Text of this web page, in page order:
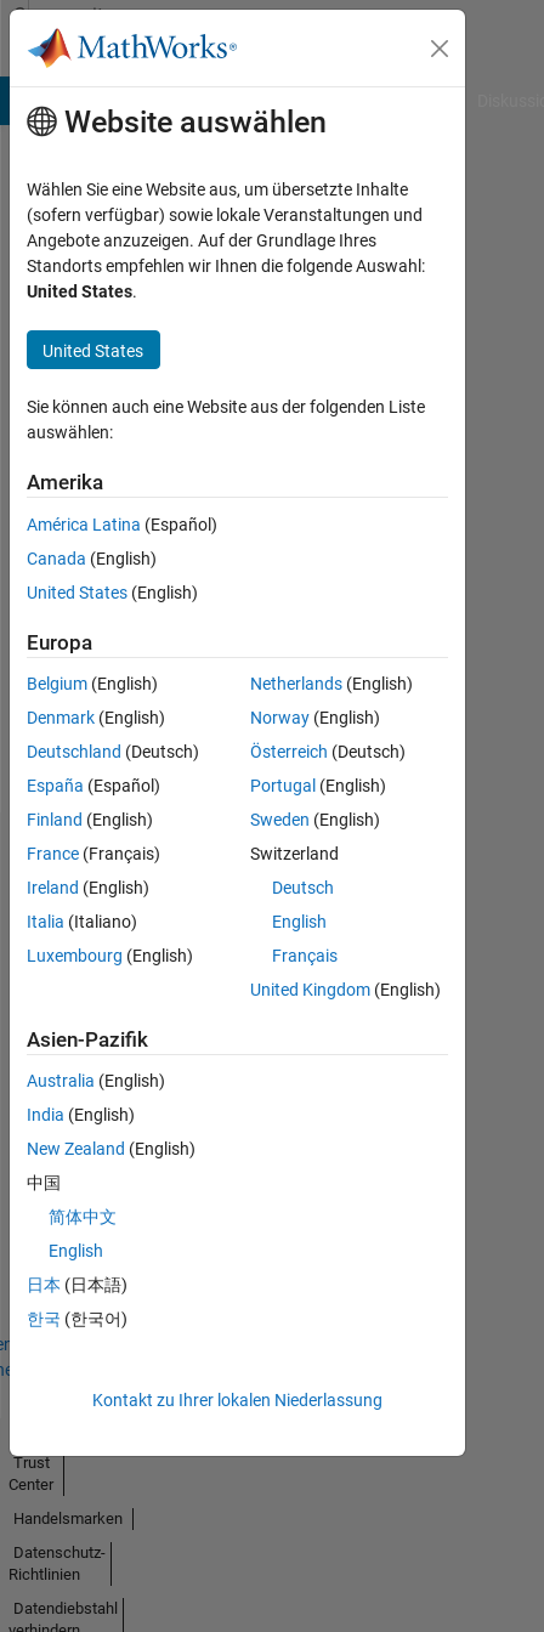
Weiter zum Inhalt
Community
Profile
Valera
Antonevich
Last
mehr
als 5
Jahre
Aktiv
seit
2019
0
Following:
0
Follow
Abzeichen
No
Badges
Earned
Website auswählen
Wählen Sie eine Website aus, um übersetzte Inhalte
(sofern verfügbar) sowie lokale Veranstaltungen und
Angebote anzuzeigen. Auf der Grundlage Ihres
Standorts empfehlen wir Ihnen die folgende Auswahl:
United States.
United States
Sie können auch eine Website aus der folgenden Liste
auswählen:
Amerika
América Latina (Español)
Canada (English)
United States (English)
Europa
Belgium (English)
Denmark (English)
Deutschland (Deutsch)
España (Español)
Finland (English)
France (Français)
Ireland (English)
Italia (Italiano)
Luxembourg (English)
Netherlands (English)
Norway (English)
Österreich (Deutsch)
Portugal (English)
Sweden (English)
Switzerland
Deutsch
English
Français
United Kingdom (English)
Asien-Pazifik
Australia (English)
India (English)
New Zealand (English)
中国
简体中文
English
日本 (日本語)
한국 (한국어)
Kontakt zu Ihrer lokalen Niederlassung
Trust
Center
Handelsmarken
Datenschutz-
Richtlinien
Datendiebstahl